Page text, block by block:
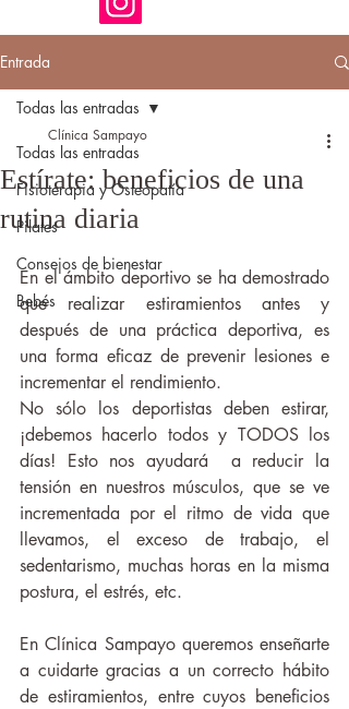
Entrada
Todas las entradas
Fisioterapia y Osteopatía
Pilates
Consejos de bienestar
Bebés
Todas las entradas
Estírate: beneficios de una
rutina diaria
Clínica Sampayo
En el ámbito deportivo se ha demostrado
que realizar estiramientos antes y
después de una práctica deportiva, es
una forma eficaz de prevenir lesiones e
incrementar el rendimiento.
No sólo los deportistas deben estirar,
¡debemos hacerlo todos y TODOS los
días! Esto nos ayudará  a reducir la
tensión en nuestros músculos, que se ve
incrementada por el ritmo de vida que
llevamos, el exceso de trabajo, el
sedentarismo, muchas horas en la misma
postura, el estrés, etc.
En Clínica Sampayo queremos enseñarte
a cuidarte gracias a un correcto hábito
de estiramientos, entre cuyos beneficios